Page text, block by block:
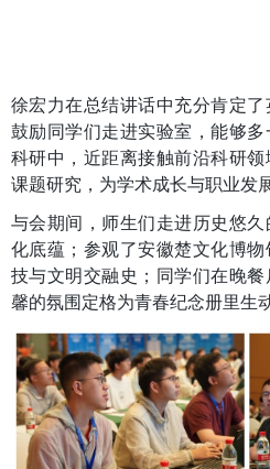
徐宏力在总结讲话中充分肯定了
鼓励同学们走进实验室，能够
科研中，近距离接触前沿科研
课题研究，为学术成长与职业发
与会期间，师生们走进历史悠
化底蕴；参观了安徽楚文化博
技与文明交融史；同学们在晚
馨的氛围定格为青春纪念册里生